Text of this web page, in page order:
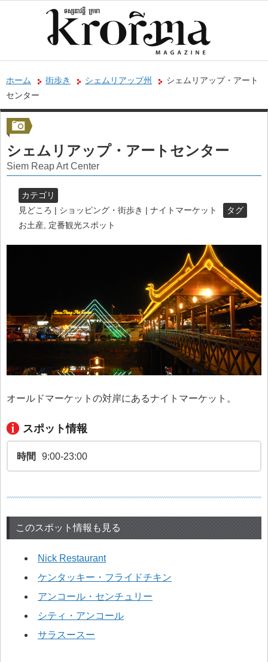
ホーム 街歩き シェムリアップ州
シェムリアップ・アート
センター
シェムリアップ・アートセンター
Siem Reap Art Center
カテゴリ
見どころ | ショッピング・街歩き | ナイトマーケット
タグ
お土産 定番観光スポット
オールドマーケットの対岸にあるナイトマーケット。
スポット情報
時間 9:00-23:00
このスポット情報も見る
Nick Restaurant
ケンタッキー・フライドチキン
アンコール・センチュリー
シティ・アンコール
サラスースー